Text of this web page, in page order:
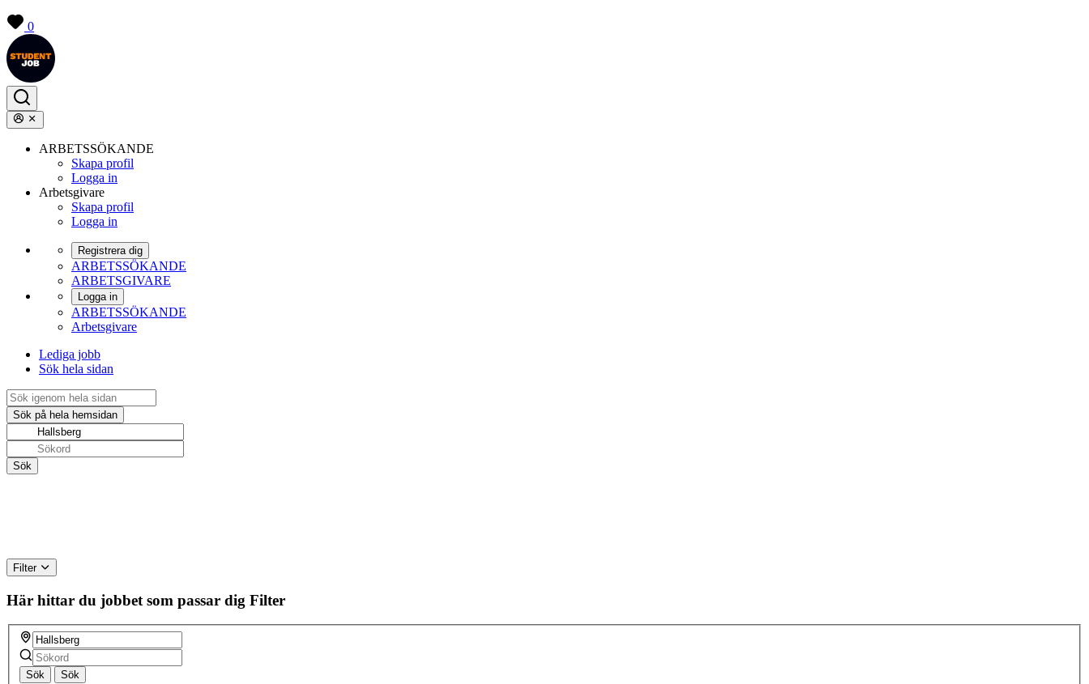
0
ARBETSSÖKANDE
Skapa profil
Logga in
Arbetsgivare
Skapa profil
Logga in
Registrera dig
ARBETSSÖKANDE
ARBETSGIVARE
Logga in
ARBETSSÖKANDE
Arbetsgivare
Lediga jobb
Sök hela sidan
Filter
Här hittar du jobbet som passar dig Filter
Sök Sök